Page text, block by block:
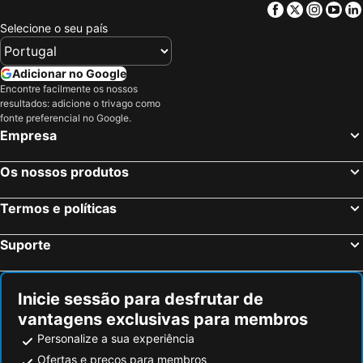
Seestrasse Apartments Drei Könige
Dornbirn, Vorarlberg Hotéis
Zurique, Zurique Hotéis
Lucerna, Lucerna Hotéis
Berna, Berna Hotéis
Saint-Louis, Alsácia Hotéis
Grindelwald, Berna Hotéis
St. Moritz, Grisões Hotéis
Facebook
Twitter
Selecione o seu país
Adicionar no Google
Encontre facilmente os nossos
resultados: adicione o trivago como
fonte preferencial no Google.
Empresa
Os nossos produtos
Termos e políticas
Suporte
Inicie sessão para desfrutar de
vantagens exclusivas para membros
Personalize a sua experiência
Ofertas e preços para membros